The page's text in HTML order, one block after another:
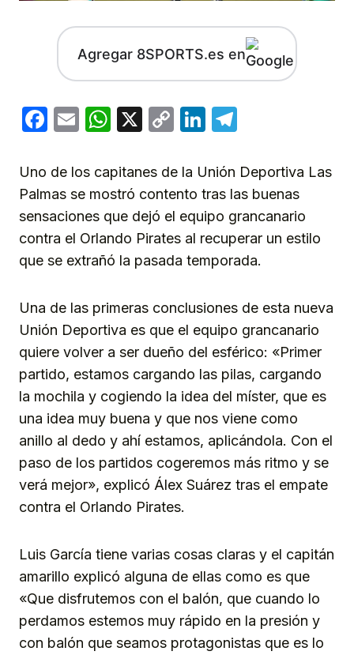
Agregar 8SPORTS.es en
Facebook
EmailWhatsApp
X
CopyLinkedIn
Uno de los capitanes de la Unión Deportiva Las
Palmas se mostró contento tras las buenas
sensaciones que dejó el equipo grancanario
contra el Orlando Pirates al recuperar un estilo
que se extrañó la pasada temporada.
Una de las primeras conclusiones de esta nueva
Unión Deportiva es que el equipo grancanario
quiere volver a ser dueño del esférico: «Primer
partido, estamos cargando las pilas, cargando
la mochila y cogiendo la idea del míster, que es
una idea muy buena y que nos viene como
anillo al dedo y ahí estamos, aplicándola. Con el
paso de los partidos cogeremos más ritmo y se
verá mejor», explicó Álex Suárez tras el empate
contra el Orlando Pirates.
Luis García tiene varias cosas claras y el capitán
amarillo explicó alguna de ellas como es que
«Que disfrutemos con el balón, que cuando lo
perdamos estemos muy rápido en la presión y
con balón que seamos protagonistas que es lo